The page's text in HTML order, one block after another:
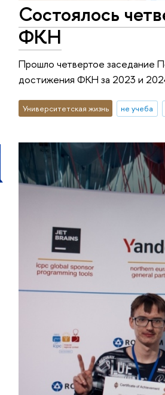
Состоялось
ФКН
Прошло четвертое заседание
достижения ФКН за 2023 и
Университетская жизнь не учеба